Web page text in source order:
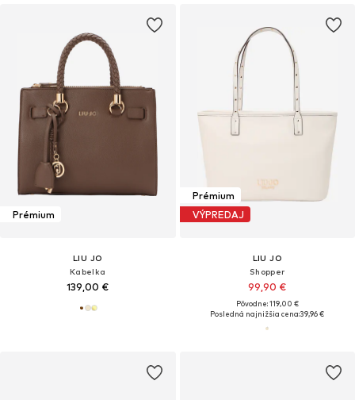
Prémium
LIU JO
Kabelka
139,00 €
Prémium
VÝPREDAJ
LIU JO
Shopper
99,90 €
Pôvodne: 119,00 €
Posledná najnižšia cena:39,96 €